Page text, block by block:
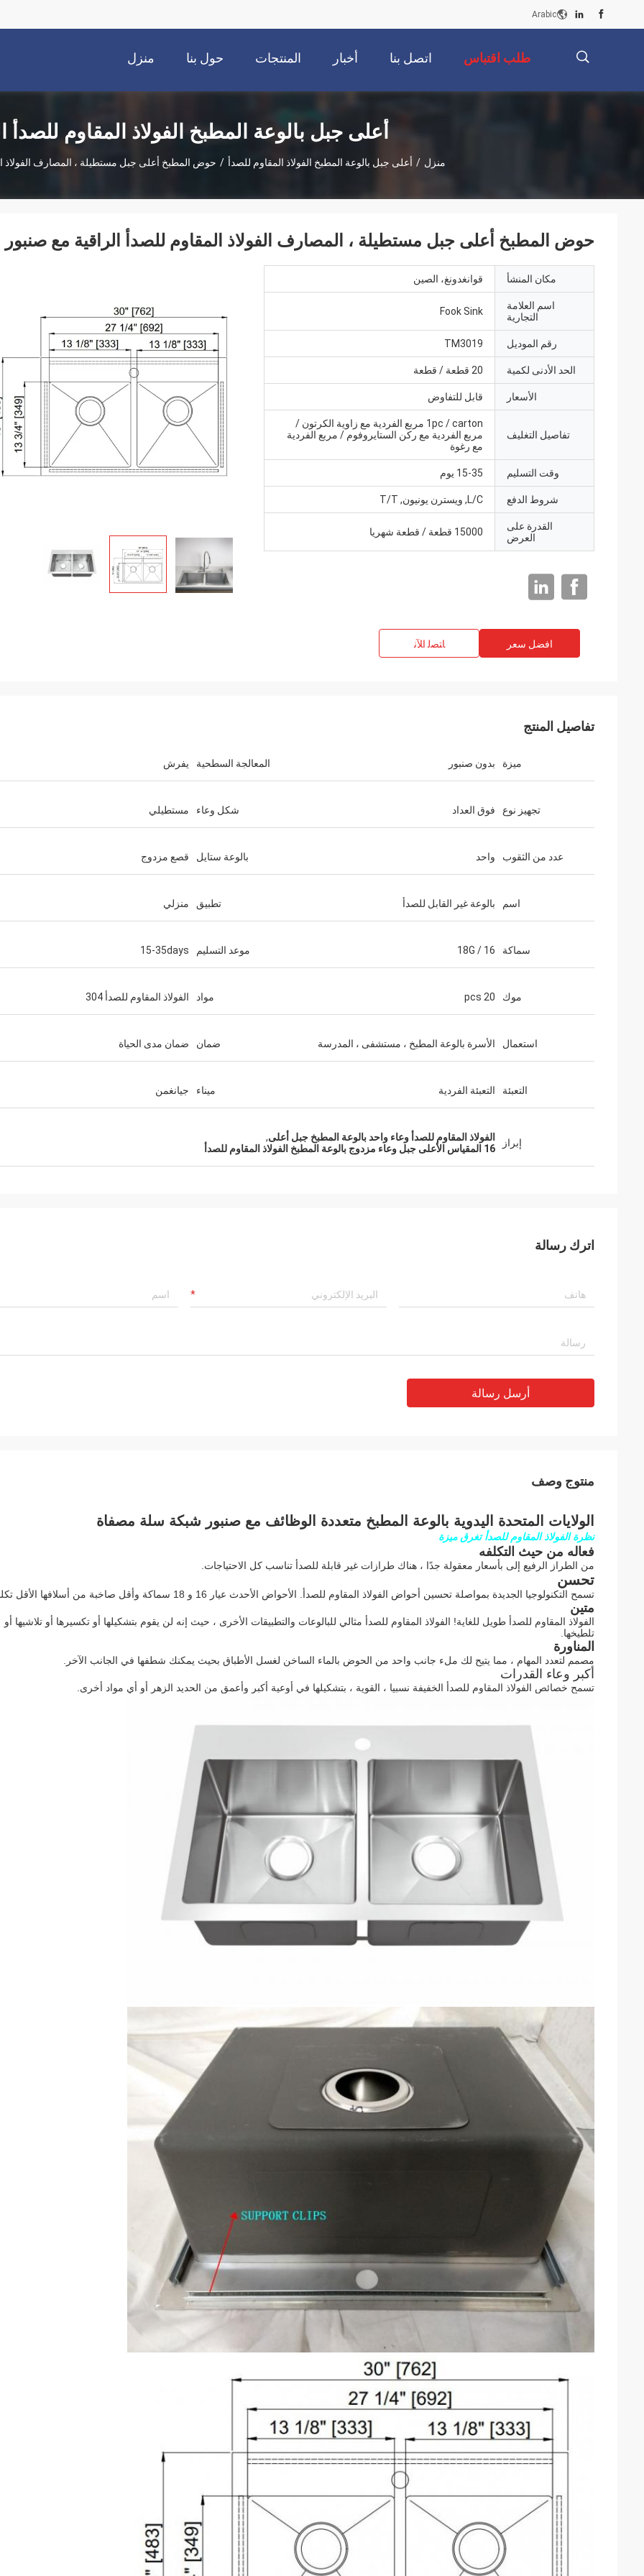
Arabic
منزل حول بنا المنتجات أخبار اتصل بنا طلب اقتباس
أعلى جبل بالوعة المطبخ الفولاذ المقاوم للصدأ
منزل / أعلى جبل بالوعة المطبخ الفولاذ المقاوم للصدأ / حوض المطبخ أعلى جبل مستطيلة ، المصارف الفولاذ
حوض المطبخ أعلى جبل مستطيلة ، المصارف الفولاذ المقاوم للصدأ الراقية مع صنبور
مكان المنشأ قوانغدونغ، الصين
اسم العلامة
التجارية
Fook Sink
رقم الموديل TM3019
الحد الأدنى لكمية 20 قطعة / قطعة
الأسعار قابل للتفاوض
تفاصيل التغليف
1pc / carton مربع الفردية مع زاوية الكرتون /
مربع الفردية مع ركن الستايروفوم / مربع الفردية
مع رغوة
وقت التسليم 15-35 يوم
شروط الدفع L/C, ويسترن يونيون, T/T
القدرة على
العرض
15000 قطعة / قطعة شهريا
افضل سعر ﺎﺘﺼﻟ ﺍﻶﻧ
تفاصيل المنتج
ميزة بدون صنبور المعالجة السطحية يفرش
تجهيز نوع فوق العداد شكل وعاء مستطيلي
عدد من الثقوب واحد بالوعة ستايل قصع مزدوج
اسم بالوعة غير القابل للصدأ تطبيق منزلي
سماكة 16 / 18G موعد التسليم 15-35days
موك 20 pcs مواد الفولاذ المقاوم للصدأ 304
استعمال الأسرة بالوعة المطبخ ، مستشفى ، المدرسة ضمان ضمان مدى الحياة
التعبئة التعبئة الفردية ميناء جيانغمن
إبراز الفولاذ المقاوم للصدأ وعاء واحد بالوعة المطبخ جبل أعلى,
16 المقياس الأعلى جبل وعاء مزدوج بالوعة المطبخ الفولاذ المقاوم للصدأ
اترك رسالة
أرسل رسالة
منتوج وصف
الولايات المتحدة اليدوية بالوعة المطبخ متعددة الوظائف مع صنبور شبكة سلة مصفاة
نظرة الفولاذ المقاوم للصدأ تغرق ميزة
فعاله من حيث التكلفه
من الطراز الرفيع إلى بأسعار معقولة جدًا ، هناك طرازات غير قابلة للصدأ تناسب كل الاحتياجات.
تحسن
تسمح التكنولوجيا الجديدة بمواصلة تحسين أحواض الفولاذ المقاوم للصدأ. الأحواض الأحدث عيار 16 و 18 سماكة وأقل صاخبة من أسلافها الأقل تكلفة.
متين
الفولاذ المقاوم للصدأ طويل للغاية! الفولاذ المقاوم للصدأ مثالي للبالوعات والتطبيقات الأخرى ، حيث إنه لن يقوم بتشكيلها أو تكسيرها أو تلاشيها أو
تلطيخها.
المناورة
مصمم لتعدد المهام ، مما يتيح لك ملء جانب واحد من الحوض بالماء الساخن لغسل الأطباق بحيث يمكنك شطفها في الجانب الآخر.
أكبر وعاء القدرات
تسمح خصائص الفولاذ المقاوم للصدأ الخفيفة نسبيا ، القوية ، بتشكيلها في أوعية أكبر وأعمق من الحديد الزهر أو أي مواد أخرى.